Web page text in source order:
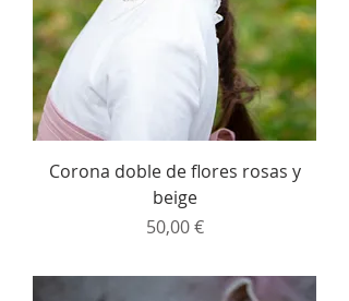
Corona doble de flores rosas y
beige
Precio
50,00 €